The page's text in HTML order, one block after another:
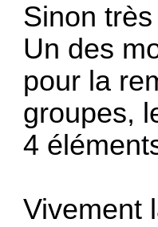
Sinon
Un des
pour la
groupes,
4
Vivement